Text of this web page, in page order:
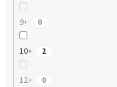
9+ 0
10+ 2
12+ 0